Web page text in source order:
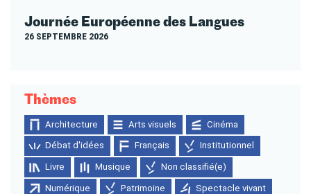
Journée Européenne des Langues
26 SEPTEMBRE 2026
Thèmes
Architecture Arts visuels Cinéma
Débat d'idées Français Institutionnel
Livre Musique Non classifié(e)
Numérique Patrimoine Spectacle vivant